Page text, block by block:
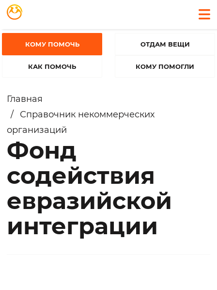
КОМУ ПОМОЧЬ
КАК ПОМОЧЬ
ОТДАМ ВЕЩИ
КОМУ ПОМОГЛИ
Главная
/
Справочник некоммерческих
организаций
Фонд
содействия
евразийской
интеграции